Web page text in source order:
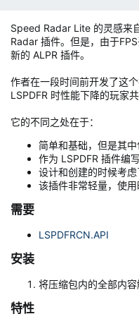
Speed Radar Lite 的灵感来
Radar 插件。但是，由于
新的 ALPR 插件。
作者在一段时间前开发了这
LSPDFR 时性能下降的玩家
它的不同之处在于：
简单和基础，但是其
作为 LSPDFR 插件编
设计和创建的时候考
该插件非常轻量，使
需要​
LSPDFRCN.API
安装​
将压缩包内的全部内
特性​